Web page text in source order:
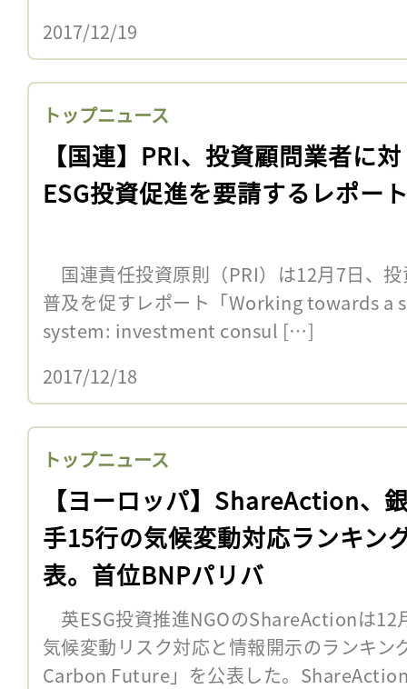
2017/12/19
トップニュース
【国連】PRI、投資顧問業者に
ESG投資促進を要請するレポー
国連責任投資原則（PRI）は12月7日、
普及を促すレポート「Working towards
system: investment consul […]
2017/12/18
トップニュース
【ヨーロッパ】ShareAction、
手15行の気候変動対応ランキン
表。首位BNPパリバ
英ESG投資推進NGOのShareActionは12
気候変動リスク対応と情報開示のランキ
Carbon Future」を公表した。